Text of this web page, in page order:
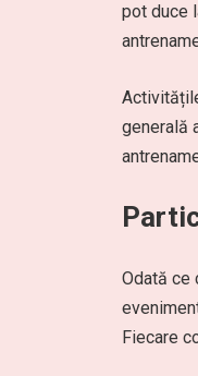
pot duce
generală
Odată ce
Fiecare